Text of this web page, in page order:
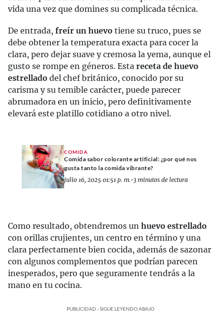
vida una vez que domines su complicada técnica.
De entrada, freír un huevo tiene su truco, pues se
debe obtener la temperatura exacta para cocer la
clara, pero dejar suave y cremosa la yema, aunque el
gusto se rompe en géneros. Esta receta de huevo
estrellado del chef británico, conocido por su
carisma y su temible carácter, puede parecer
abrumadora en un inicio, pero definitivamente
elevará este platillo cotidiano a otro nivel.
COMIDA
Comida sabor colorante artificial: ¿por qué nos
gusta tanto la comida vibrante?
julio 16, 2025 01:51 p. m.•3 minutos de lectura
Como resultado, obtendremos un huevo estrellado
con orillas crujientes, un centro en término y una
clara perfectamente bien cocida, además de sazonar
con algunos complementos que podrían parecen
inesperados, pero que seguramente tendrás a la
mano en tu cocina.
PUBLICIDAD - SIGUE LEYENDO ABAJO